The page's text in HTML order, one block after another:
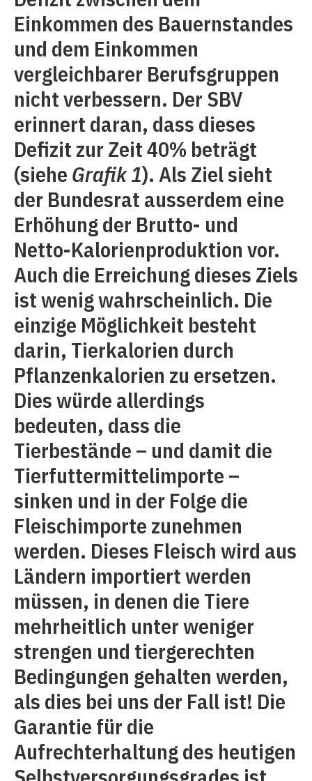
Einkommen des Bauernstandes
und dem Einkommen
vergleichbarer Berufsgruppen
nicht verbessern. Der SBV
erinnert daran, dass dieses
Defizit zur Zeit 40% beträgt
(siehe Grafik 1). Als Ziel sieht
der Bundesrat ausserdem eine
Erhöhung der Brutto- und
Netto-Kalorienproduktion vor.
Auch die Erreichung dieses Ziels
ist wenig wahrscheinlich. Die
einzige Möglichkeit besteht
darin, Tierkalorien durch
Pflanzenkalorien zu ersetzen.
Dies würde allerdings
bedeuten, dass die
Tierbestände – und damit die
Tierfuttermittelimporte –
sinken und in der Folge die
Fleischimporte zunehmen
werden. Dieses Fleisch wird aus
Ländern importiert werden
müssen, in denen die Tiere
mehrheitlich unter weniger
strengen und tiergerechten
Bedingungen gehalten werden,
als dies bei uns der Fall ist! Die
Garantie für die
Aufrechterhaltung des heutigen